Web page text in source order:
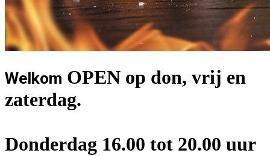
Welkom OPEN op don, vrij en
zaterdag.
Donderdag 16.00 tot 20.00 uur